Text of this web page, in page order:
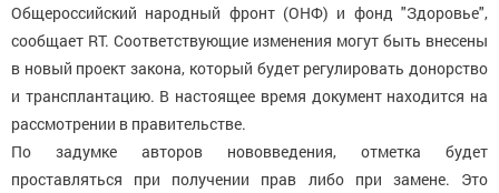
Общероссийский народный фронт (ОНФ) и фонд "Здоровье",
сообщает RT. Соответствующие изменения могут быть внесены
в новый проект закона, который будет регулировать донорство
и трансплантацию. В настоящее время документ находится на
рассмотрении в правительстве.
По задумке авторов нововведения, отметка будет
проставляться при получении прав либо при замене. Это